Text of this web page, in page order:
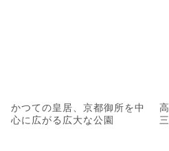
かつての皇居、京都御所を中
心に広がる広大な公園